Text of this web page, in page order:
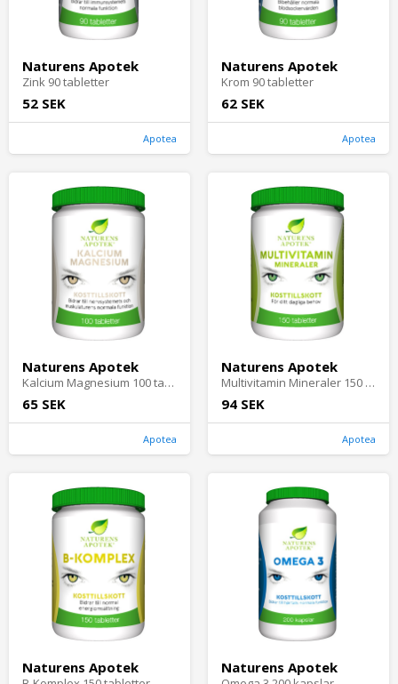
Naturens Apotek
Zink 90 tabletter
52 SEK
Apotea
Naturens Apotek
Krom 90 tabletter
62 SEK
Apotea
Naturens Apotek
Kalcium Magnesium 100 tabletter
65 SEK
Apotea
Naturens Apotek
Multivitamin Mineraler 150 tabletter
94 SEK
Apotea
Naturens Apotek Naturens Apotek